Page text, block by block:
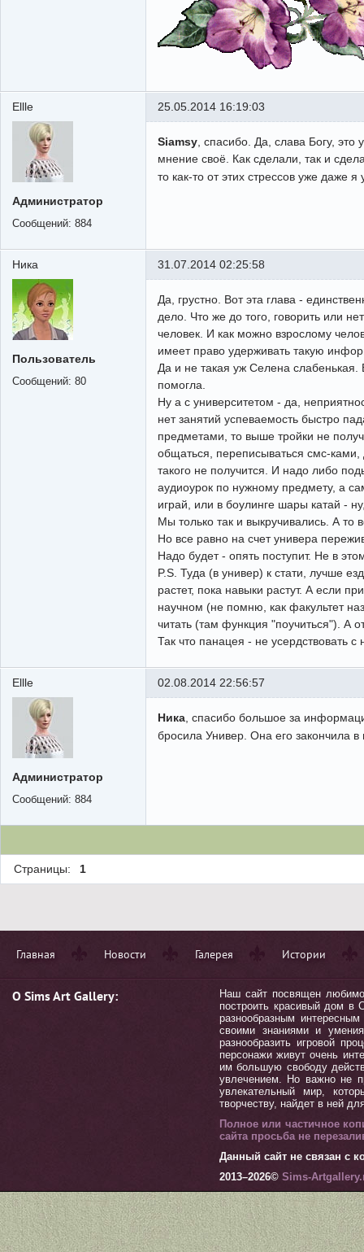
Ellle
Администратор
Сообщений: 884
25.05.2014 16:19:03
Siamsy, спасибо. Да, слава Богу, это
мнение своё. Как сделали, так и
то как-то от этих стрессов уже даже я
Ника
Пользователь
Сообщений: 80
31.07.2014 02:25:58
Да, грустно. Вот эта глава -
дело. Что же до того, говорить или
человек. И как можно взрослому
имеет право удерживать такую
Да и не такая уж Селена слабенькая.
помогла.
Ну а с университетом - да,
нет занятий успеваемость быстро
предметами, то выше тройки не
общаться, переписываться смс-ками,
такого не получится. И надо либо
аудиоурок по нужному предмету, а
играй, или в боулинге шары катай -
Мы только так и выкручивались. А то
Но все равно на счет универа
Надо будет - опять поступит. Не в
P.S. Туда (в универ) к стати, лучше
растет, пока навыки растут. А если
научном (не помню, как факультет
читать (там функция "поучиться"). А
Так что панацея - не усердствовать
Ellle
Администратор
Сообщений: 884
02.08.2014 22:56:57
Ника, спасибо большое за
бросила Универ. Она его закончила
Страницы: 1
Главная Новости Галерея Истории
О Sims Art Gallery:
Наш сайт посвящен
построить красивый дом в
разнообразным
своими знаниями и
разнообразить игровой
персонажи живут очень
им большую свободу
увлечением. Но важно не
увлекательный мир,
творчеству, найдет в ней
Полное или частичное
сайта просьба не
Данный сайт не связан с
2013–2026© Sims-